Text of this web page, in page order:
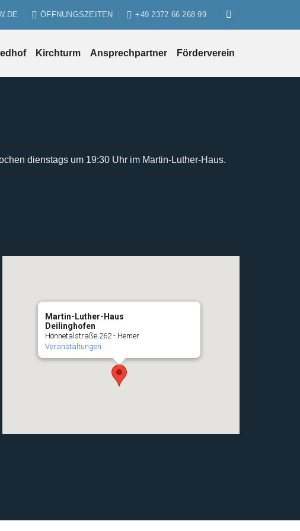
ÖFFNUNGSZEITEN +49 2372 66 268 99
Kirchturm Ansprechpartner Förderverein
dienstags um 19:30 Uhr im Martin-Luther-Haus.
Martin-Luther-Haus
Deilinghofen
Hönnetalstraße 262 - Hemer
Veranstaltungen